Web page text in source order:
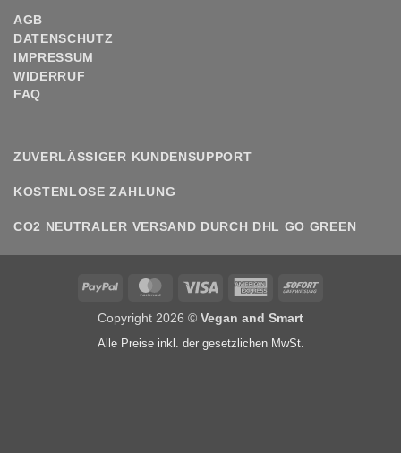
AGB
DATENSCHUTZ
IMPRESSUM
WIDERRUF
FAQ
ZUVERLÄSSIGER KUNDENSUPPORT
KOSTENLOSE ZAHLUNG
CO2 NEUTRALER VERSAND DURCH DHL GO GREEN
PayPal MasterCardVisa
AmericanSofort
Copyright 2026 © Vegan and Smart
Alle Preise inkl. der gesetzlichen MwSt.